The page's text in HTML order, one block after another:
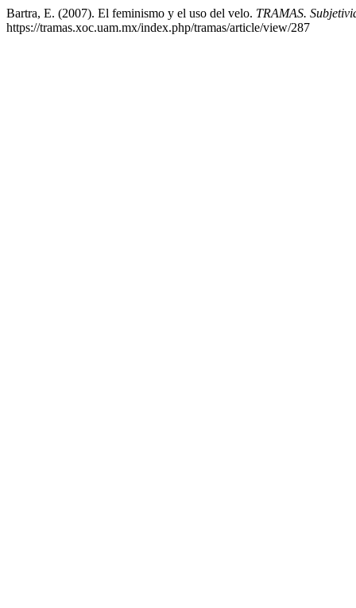
Bartra, E. (2007). El feminismo y el uso del velo. TRAMAS.
https://tramas.xoc.uam.mx/index.php/tramas/article/view/287